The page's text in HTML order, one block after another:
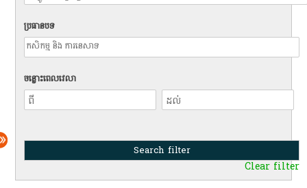
ប្រធានបទ
ចន្លោះពេលវេលា
Clear filter